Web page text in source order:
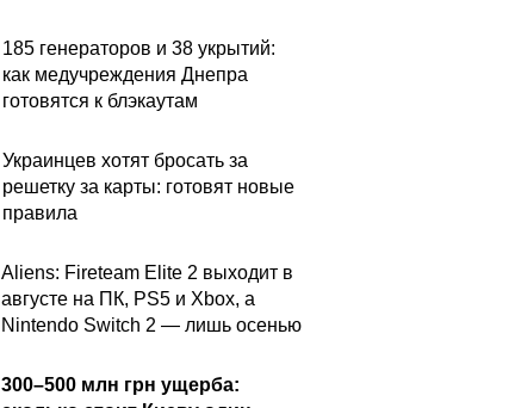
185 генераторов и 38 укрытий:
как медучреждения Днепра
готовятся к блэкаутам
Украинцев хотят бросать за
решетку за карты: готовят новые
правила
Aliens: Fireteam Elite 2 выходит в
августе на ПК, PS5 и Xbox, а
Nintendo Switch 2 — лишь осенью
300–500 млн грн ущерба: